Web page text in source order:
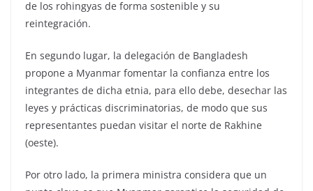
de los rohingyas de forma sostenible y su
reintegración.
En segundo lugar, la delegación de Bangladesh
propone a Myanmar fomentar la confianza entre los
integrantes de dicha etnia, para ello debe, desechar las
leyes y prácticas discriminatorias, de modo que sus
representantes puedan visitar el norte de Rakhine
(oeste).
Por otro lado, la primera ministra considera que un